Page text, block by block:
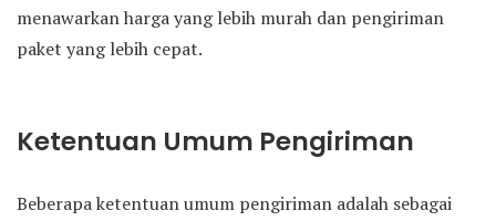
menawarkan harga yang lebih murah dan pengiriman
paket yang lebih cepat.
Ketentuan Umum Pengiriman
Beberapa ketentuan umum pengiriman adalah sebagai